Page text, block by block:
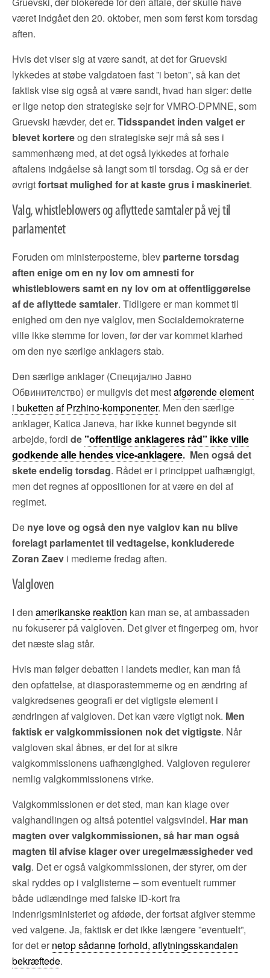
været indgået den 20. oktober, men som først kom torsdag
aften.
Hvis det viser sig at være sandt, at det for Gruevski
lykkedes at støbe valgdatoen fast ”i beton”, så kan det
faktisk vise sig også at være sandt, hvad han siger: dette
er lige netop den strategiske sejr for VMRO-DPMNE, som
Gruevski hævder, det er. Tidsspandet inden valget er
blevet kortereog den strategiske sejr må så ses i
sammenhæng med, at det også lykkedes at forhale
aftalens indgåelse så langt som til torsdag. Og så er der
øvrigtfortsat mulighed for at kaste grus i maskineriet.
Valg, whistleblowers og aflyttede samtaler på vej til
parlamentet
Foruden om ministerposterne, blev parterne torsdag
aften enige om en ny lov om amnesti for
whistleblowers samt en ny lov om at offentliggørelse
af de aflyttede samtaler. Tidligere er man kommet til
enighed om den nye valglov, men Socialdemokraterne
ville ikke stemme for loven, før der var kommet klarhed
om den nye særlige anklagers stab.
Den særlige anklager (Специјално Јавно
Обвинителство) er muligvis det mestafgørende element
i buketten af Przhino-komponenter. Men den særlige
anklager, Katica Janeva, har ikke kunnet begynde sit
arbejde, fordi de ”offentlige anklageres råd” ikke ville
godkende alle hendes vice-anklagere. Men også det
skete endelig torsdag. Rådet er i princippet uafhængigt,
men det regnes af oppositionen for at være en del af
regimet.
De nye love og også den nye valglov kan nu blive
forelagt parlamentet til vedtagelse, konkluderede
Zoran Zaev i medierne fredag aften.
Valgloven
I den amerikanske reaktion kan man se, at ambassaden
nu fokuserer på valgloven. Det giver et fingerpeg om, hvor
det næste slag står.
Hvis man følger debatten i landets medier, kan man få
den opfattelse, at diasporastemmerne og en ændring af
valgkredsenes geografi er det vigtigste element i
ændringen af valgloven. Det kan være vigtigt nok. Men
faktisk er valgkommissionen nok det vigtigste. Når
valgloven skal åbnes, er det for at sikre
valgkommissionens uafhængighed. Valgloven regulerer
nemlig valgkommissionens virke.
Valgkommissionen er det sted, man kan klage over
valghandlingen og altså potentiel valgsvindel. Har man
magten over valgkommissionen, så har man også
magten til afvise klager over uregelmæssigheder ved
valg. Det er også valgkommissionen, der styrer, om der
skal ryddes op i valglisterne – som eventuelt rummer
både udlændinge med falske ID-kort fra
indenrigsministeriet og afdøde, der fortsat afgiver stemme
ved valgene. Ja, faktisk er det ikke længere ”eventuelt”,
for det er netop sådanne forhold, aflytningsskandalen
bekræftede.